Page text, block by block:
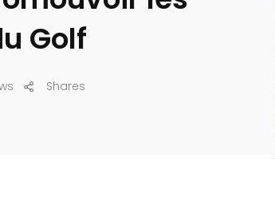
Golf
Shares